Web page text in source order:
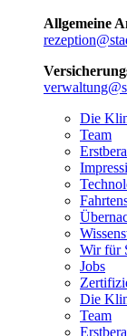
Allgemeine
Die
Team
Wir für
Jobs
Die
Team